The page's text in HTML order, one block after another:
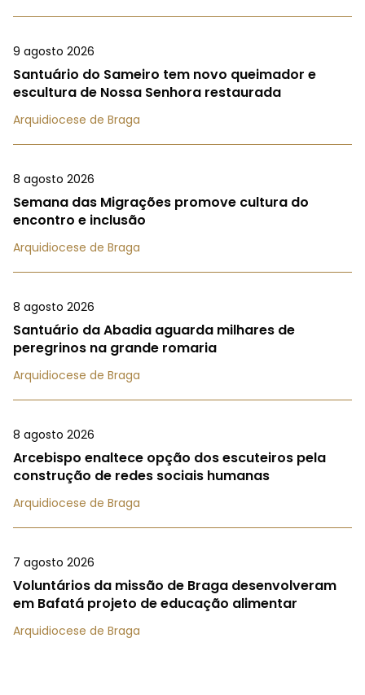
9 agosto 2026
Santuário do Sameiro tem novo queimador e
escultura de Nossa Senhora restaurada
Arquidiocese de Braga
8 agosto 2026
Semana das Migrações promove cultura do
encontro e inclusão
Arquidiocese de Braga
8 agosto 2026
Santuário da Abadia aguarda milhares de
peregrinos na grande romaria
Arquidiocese de Braga
8 agosto 2026
Arcebispo enaltece opção dos escuteiros pela
construção de redes sociais humanas
Arquidiocese de Braga
7 agosto 2026
Voluntários da missão de Braga desenvolveram
em Bafatá projeto de educação alimentar
Arquidiocese de Braga